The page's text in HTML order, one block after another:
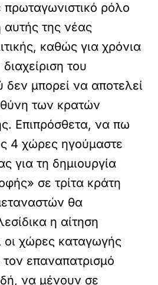
ρόλο
της νέας
καθώς για χρόνια
του
δεν μπορεί να αποτελεί
των κρατών
Επιπρόσθετα, να πω
4 χώρες ηγούμαστε
για τη δημιουργία
σε τρίτα κράτη
θα
η αίτηση
οι χώρες καταγωγής
επαναπατρισμό
να μένουν σε